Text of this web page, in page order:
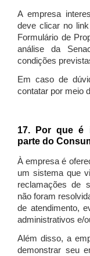
A empresa
deve clicar no link
Formulário de
análise da
condições
Em caso de
contatar por meio
17. Por que é
parte do
À empresa é
um sistema que
reclamações de
não foram
de atendimento,
administrativos e/
Além disso, a
demonstrar seu